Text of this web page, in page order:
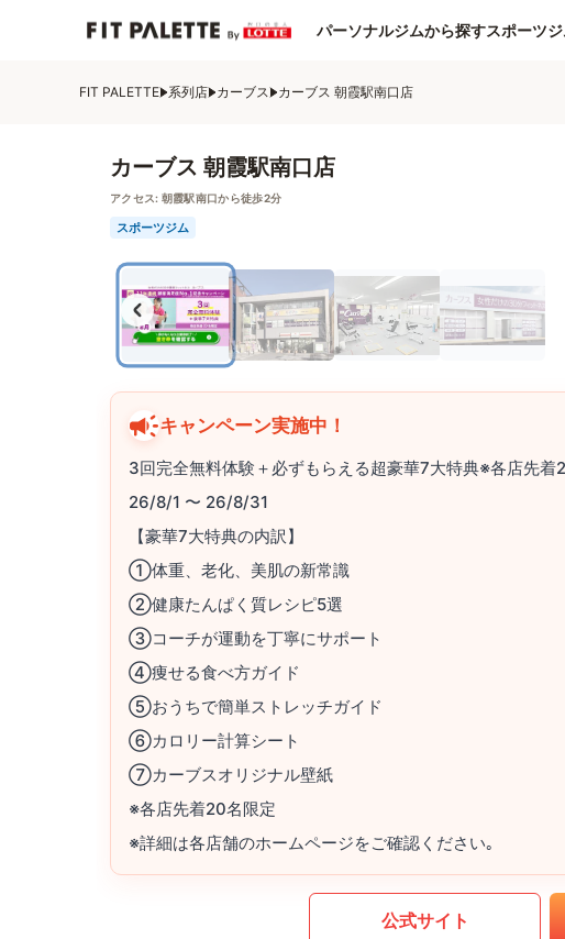
パーソナルジムから探すスポーツ
FIT PALETTE 系列店 カーブス カーブス 朝霞駅南口店
カーブス 朝霞駅南口店
アクセス: 朝霞駅南口から徒歩2分
スポーツジム
キャンペーン実施中！
3回完全無料体験＋必ずもらえる超豪華7大特典※各店先着
26/8/1 〜 26/8/31
【豪華7大特典の内訳】
①体重、老化、美肌の新常識
②健康たんぱく質レシピ5選
③コーチが運動を丁寧にサポート
④痩せる食べ方ガイド
⑤おうちで簡単ストレッチガイド
⑥カロリー計算シート
⑦カーブスオリジナル壁紙
※各店先着20名限定
※詳細は各店舗のホームページをご確認ください｡
公式サイト